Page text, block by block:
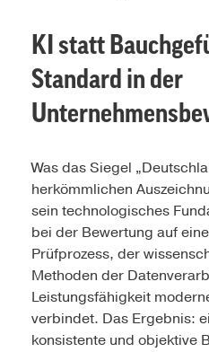
KI statt
Standard in der
Was das Siegel
herkömmlichen
sein technologisches
bei der Bewertung auf
Prüfprozess, der
Methoden der
Leistungsfähigkeit
verbindet. Das Ergebnis:
konsistente und objektive